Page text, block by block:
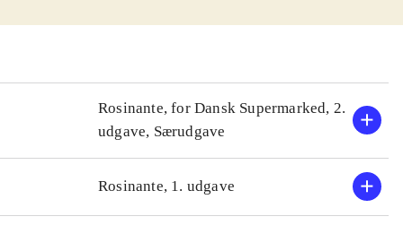
og
romaner for
en angiveligt
Dronnings
forskelle
som
Rosinante, for Dansk Supermarked, 2.
udgave, Særudgave
Rosinante, 1. udgave